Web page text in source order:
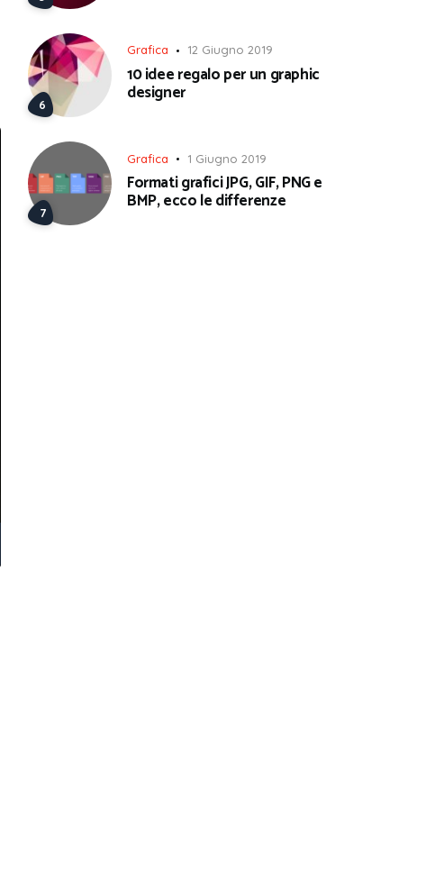
Grafica 12 Giugno 2019
10 idee regalo per un graphic
designer
Grafica 1 Giugno 2019
Formati grafici JPG, GIF, PNG e
BMP, ecco le differenze